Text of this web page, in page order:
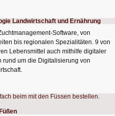
Landwirtschaft und Ernährung
Software, von
bis regionalen Spezialitäten. 9 von
Lebensmittel auch mithilfe digitaler
rund um die Digitalisierung von